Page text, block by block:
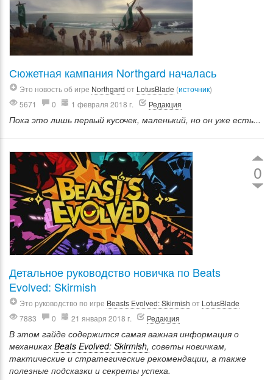
Сюжетная кампания Northgard началась
Это новость об игре Northgard от LotusBlade (источник)
5671
0 1 февраля 2018 г. Редакция
Пока это лишь первый кусочек, маленький, но он уже есть...
0
Детальное руководство новичка по Beats
Evolved: Skirmish
Это руководство по игре Beasts Evolved: Skirmish от LotusBlade
7883
0 21 января 2018 г. Редакция
В этом гайде содержится самая важная информация о
механиках Beats Evolved: Skirmish, советы новичкам,
тактические и стратегические рекомендации, а также
полезные подсказки и секреты успеха.